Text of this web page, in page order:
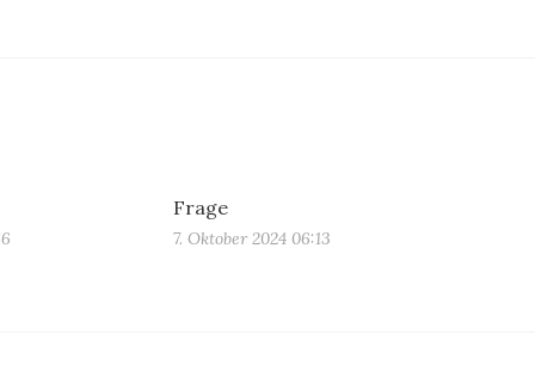
Frage
7. Oktober 2024 06:13